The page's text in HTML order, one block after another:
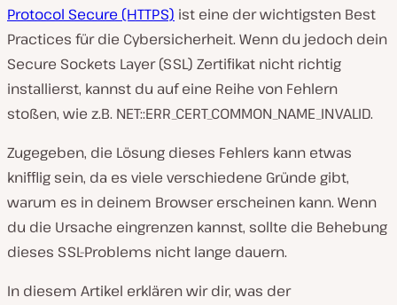
Protocol Secure (HTTPS) ist eine der wichtigsten Best
Practices für die Cybersicherheit. Wenn du jedoch dein
Secure Sockets Layer (SSL) Zertifikat nicht richtig
installierst, kannst du auf eine Reihe von Fehlern
stoßen, wie z.B. NET::ERR_CERT_COMMON_NAME_INVALID.
Zugegeben, die Lösung dieses Fehlers kann etwas
knifflig sein, da es viele verschiedene Gründe gibt,
warum es in deinem Browser erscheinen kann. Wenn
du die Ursache eingrenzen kannst, sollte die Behebung
dieses SSL-Problems nicht lange dauern.
In diesem Artikel erklären wir dir, was der